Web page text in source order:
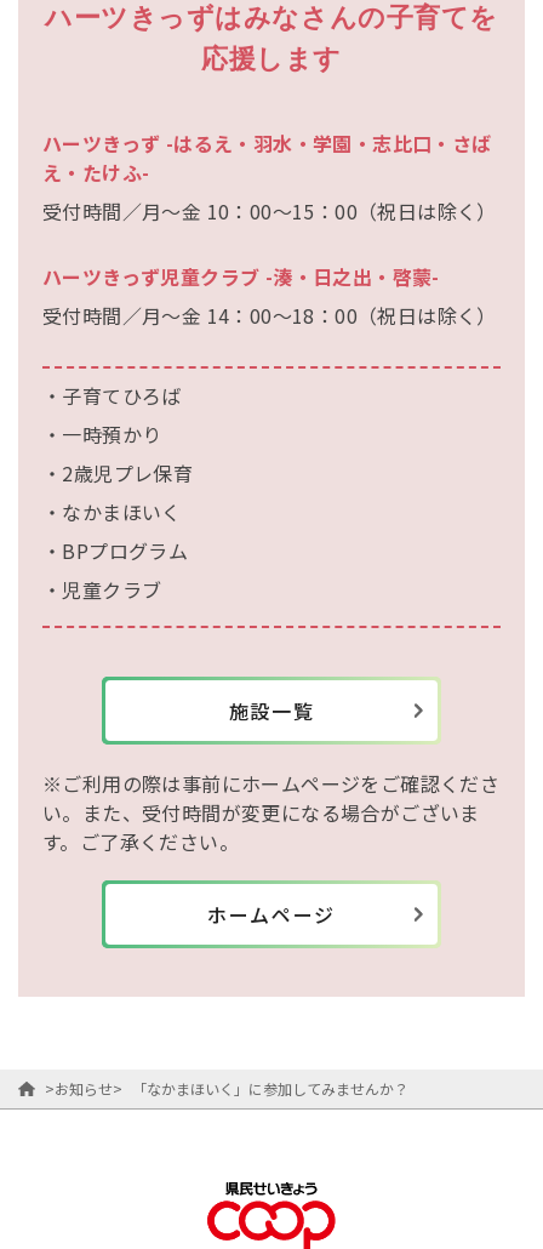
ハーツきっずはみなさんの子育てを
応援します
ハーツきっず -はるえ・羽水・学園・志比口・さば
え・たけふ-
受付時間／月～金 10：00～15：00（祝日は除く）
ハーツきっず児童クラブ -湊・日之出・啓蒙-
受付時間／月～金 14：00～18：00（祝日は除く）
・子育てひろば
・一時預かり
・2歳児プレ保育
・なかまほいく
・BPプログラム
・児童クラブ
施設一覧
※ご利用の際は事前にホームページをご確認くださ
い。また、受付時間が変更になる場合がございま
す。ご了承ください。
ホームページ
>お知らせ> 「なかまほいく」に参加してみませんか？